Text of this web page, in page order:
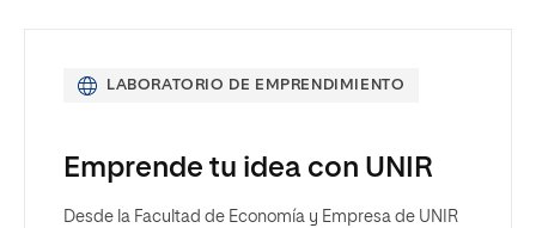
LABORATORIO DE EMPRENDIMIENTO
Emprende tu idea con UNIR
Desde la Facultad de Economía y Empresa de UNIR